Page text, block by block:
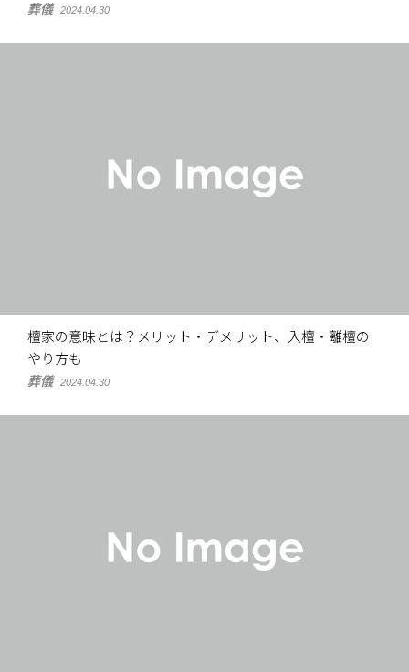
葬儀 2024.04.30
檀家の意味とは？メリット・デメリット、入檀・離檀の
やり方も
葬儀 2024.04.30